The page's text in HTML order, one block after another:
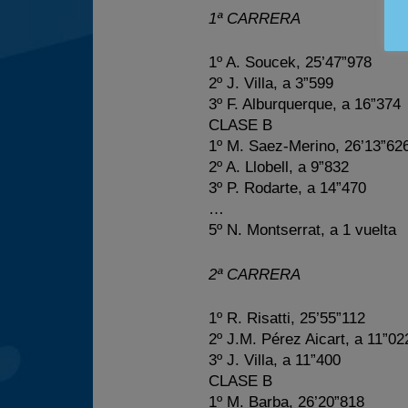
1ª CARRERA
1º A. Soucek, 25’47”978
2º J. Villa, a 3”599
3º F. Alburquerque, a 16”374
CLASE B
1º M. Saez-Merino,
2º A. Llobell, a 9”832
3º P. Rodarte, a 14”470
…
5º N. Montserrat, a 1 vuelta
2ª CARRERA
1º R. Risatti, 25’55”112
2º J.M. Pérez Aicart, a
3º J. Villa, a 11”400
CLASE B
1º M. Barba, 26’20”818